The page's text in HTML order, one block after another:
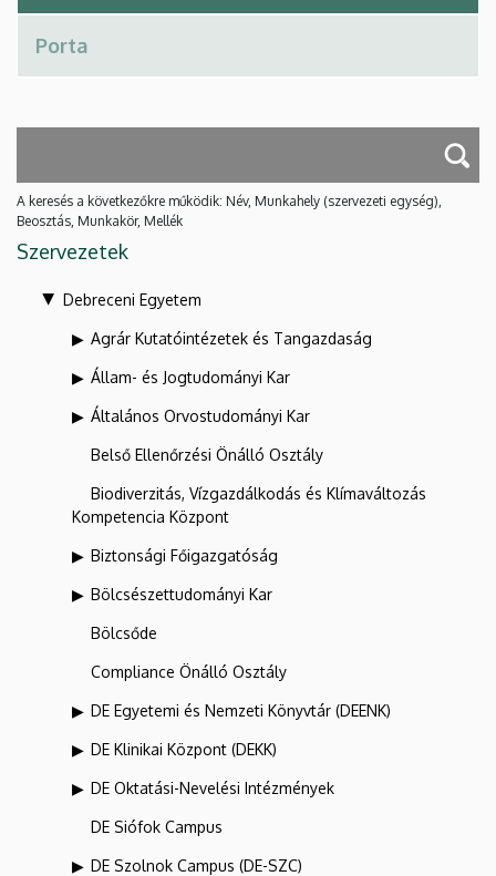
A keresés a következőkre működik: Név, Munkahely (szervezeti egység),
Beosztás, Munkakör, Mellék
Szervezetek
Debreceni Egyetem
Agrár Kutatóintézetek és Tangazdaság
Állam- és Jogtudományi Kar
Általános Orvostudományi Kar
Belső Ellenőrzési Önálló Osztály
Biodiverzitás, Vízgazdálkodás és Klímaváltozás
Kompetencia Központ
Biztonsági Főigazgatóság
Bölcsészettudományi Kar
Bölcsőde
Compliance Önálló Osztály
DE Egyetemi és Nemzeti Könyvtár (DEENK)
DE Klinikai Központ (DEKK)
DE Oktatási-Nevelési Intézmények
DE Siófok Campus
DE Szolnok Campus (DE-SZC)